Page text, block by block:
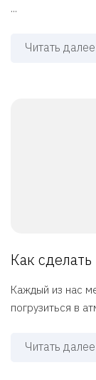
...
Читать далее
Как
Каждый из нас
погрузиться в
Читать далее